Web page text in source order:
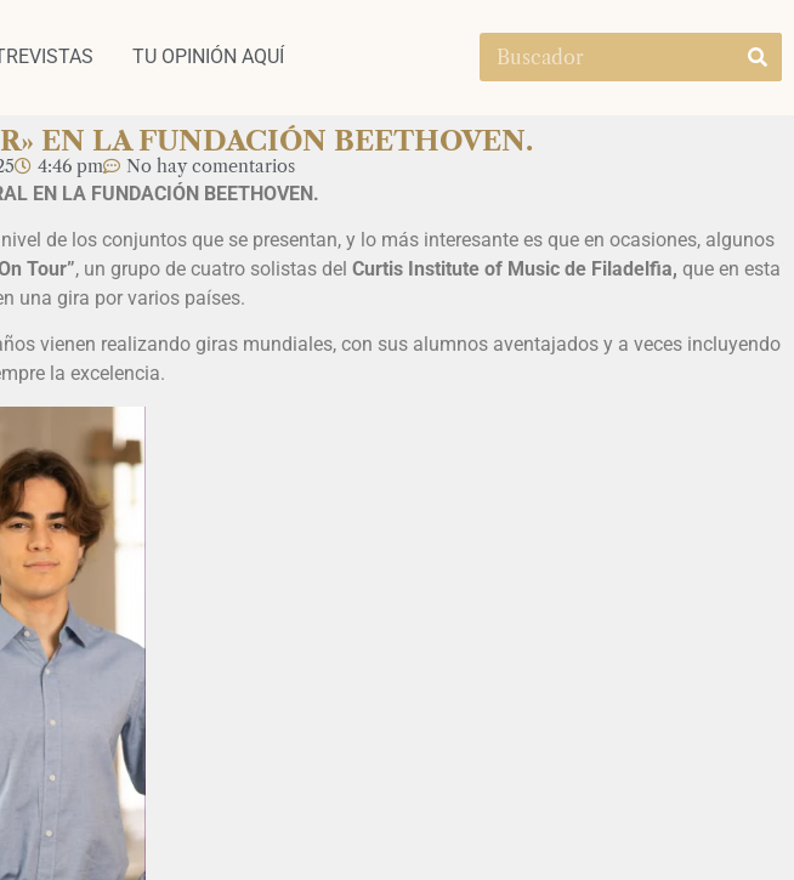
TU OPINIÓN AQUÍ
EN LA FUNDACIÓN BEETHOVEN.
4:46 pm No hay comentarios
EN LA FUNDACIÓN BEETHOVEN.
de los conjuntos que se presentan, y lo más interesante es que en ocasiones, algunos
Tour”, un grupo de cuatro solistas del Curtis Institute of Music de Filadelfia, que en esta
una gira por varios países.
vienen realizando giras mundiales, con sus alumnos aventajados y a veces incluyendo
la excelencia.